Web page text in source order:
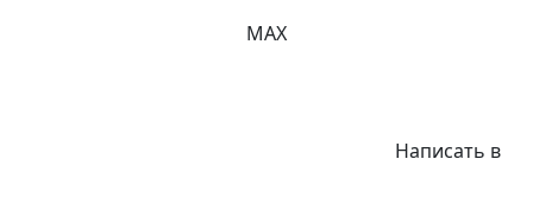
MAX
Написать в